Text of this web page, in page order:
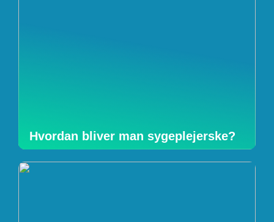
Hvordan bliver man sygeplejerske?